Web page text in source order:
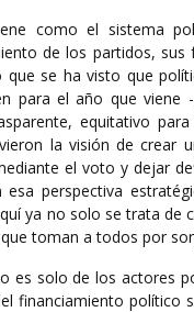
como el sistema
de los partidos, sus
que se ha visto que
para el año que viene
equitativo
la visión de crear
el voto y dejar
esa perspectiva
ya no solo se trata de
toman a todos por
es solo de los actores
financiamiento político